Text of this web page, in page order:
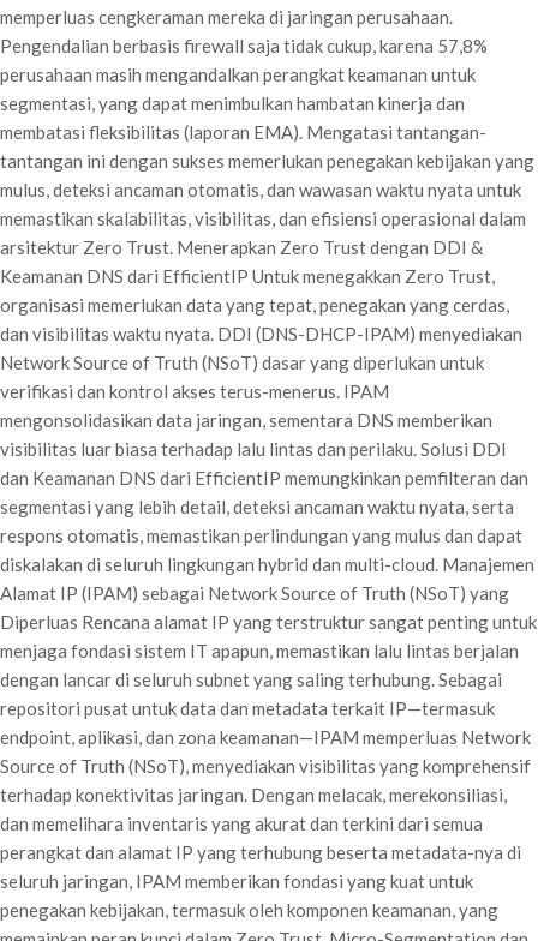
memperluas cengkeraman mereka di jaringan perusahaan.
Pengendalian berbasis firewall saja tidak cukup, karena 57,8%
perusahaan masih mengandalkan perangkat keamanan untuk
segmentasi, yang dapat menimbulkan hambatan kinerja dan
membatasi fleksibilitas (laporan EMA). Mengatasi tantangan-
tantangan ini dengan sukses memerlukan penegakan kebijakan yang
mulus, deteksi ancaman otomatis, dan wawasan waktu nyata untuk
memastikan skalabilitas, visibilitas, dan efisiensi operasional dalam
arsitektur Zero Trust. Menerapkan Zero Trust dengan DDI &
Keamanan DNS dari EfficientIP Untuk menegakkan Zero Trust,
organisasi memerlukan data yang tepat, penegakan yang cerdas,
dan visibilitas waktu nyata. DDI (DNS-DHCP-IPAM) menyediakan
Network Source of Truth (NSoT) dasar yang diperlukan untuk
verifikasi dan kontrol akses terus-menerus. IPAM
mengonsolidasikan data jaringan, sementara DNS memberikan
visibilitas luar biasa terhadap lalu lintas dan perilaku. Solusi DDI
dan Keamanan DNS dari EfficientIP memungkinkan pemfilteran dan
segmentasi yang lebih detail, deteksi ancaman waktu nyata, serta
respons otomatis, memastikan perlindungan yang mulus dan dapat
diskalakan di seluruh lingkungan hybrid dan multi-cloud. Manajemen
Alamat IP (IPAM) sebagai Network Source of Truth (NSoT) yang
Diperluas Rencana alamat IP yang terstruktur sangat penting untuk
menjaga fondasi sistem IT apapun, memastikan lalu lintas berjalan
dengan lancar di seluruh subnet yang saling terhubung. Sebagai
repositori pusat untuk data dan metadata terkait IP—termasuk
endpoint, aplikasi, dan zona keamanan—IPAM memperluas Network
Source of Truth (NSoT), menyediakan visibilitas yang komprehensif
terhadap konektivitas jaringan. Dengan melacak, merekonsiliasi,
dan memelihara inventaris yang akurat dan terkini dari semua
perangkat dan alamat IP yang terhubung beserta metadata-nya di
seluruh jaringan, IPAM memberikan fondasi yang kuat untuk
penegakan kebijakan, termasuk oleh komponen keamanan, yang